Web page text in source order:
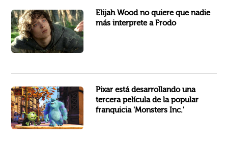
Elijah Wood no quiere que nadie
más interprete a Frodo
Elijah Wood no quiere que nadie más interprete a Frodo, y podría regresar él mismo como el icónico personaje de...
Pixar está desarrollando una
tercera película de la popular
franquicia 'Monsters Inc.'
El proyecto fue revelado en un extenso perfil del Wall Street Journal que examinó el funcionamiento interno de Pixar...